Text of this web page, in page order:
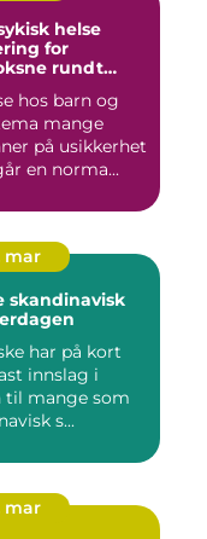
helse
for
rundt
hos barn og
mange
på usikkerhet
en norma...
mar
har på kort
innslag i
til mange som
s...
mar